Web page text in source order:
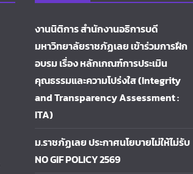
งานนิติการ สำนักงานอธิการบดี
มหาวิทยาลัยราชภัฏเลย เข้าร่วมการฝึก
อบรม เรื่อง หลักเกณฑ์การประเมิน
คุณธรรมและความโปร่งใส (Integrity
and Transparency Assessment :
ITA)
ม.ราชภัฏเลย ประกาศนโยบายไม่ให้ไม่รับ
NO GIF POLICY 2569